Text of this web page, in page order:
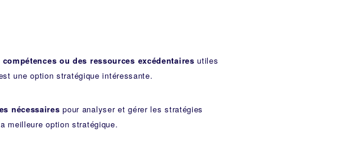
ou des ressources excédentaires utiles
une option stratégique intéressante.
nécessaires pour analyser et gérer les stratégies
meilleure option stratégique.